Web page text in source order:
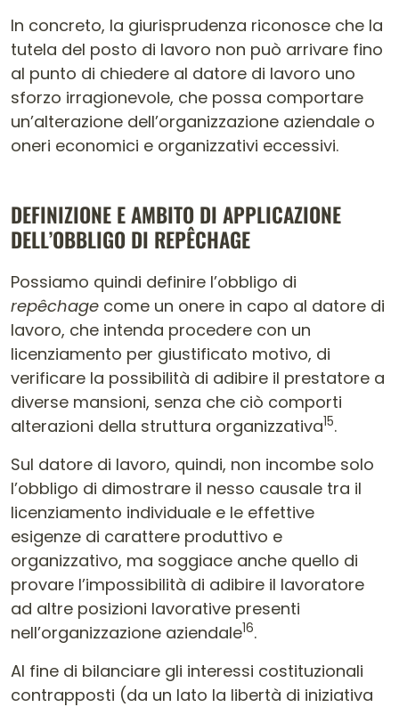
In concreto, la giurisprudenza riconosce che la
tutela del posto di lavoro non può arrivare fino
al punto di chiedere al datore di lavoro uno
sforzo irragionevole, che possa comportare
un’alterazione dell’organizzazione aziendale o
oneri economici e organizzativi eccessivi.
DEFINIZIONE E AMBITO DI APPLICAZIONE
DELL’OBBLIGO DI REPÊCHAGE
Possiamo quindi definire l’obbligo di
repêchage come un onere in capo al datore di
lavoro, che intenda procedere con un
licenziamento per giustificato motivo, di
verificare la possibilità di adibire il prestatore a
diverse mansioni, senza che ciò comporti
alterazioni della struttura organizzativa15.
Sul datore di lavoro, quindi, non incombe solo
l’obbligo di dimostrare il nesso causale tra il
licenziamento individuale e le effettive
esigenze di carattere produttivo e
organizzativo, ma soggiace anche quello di
provare l’impossibilità di adibire il lavoratore
ad altre posizioni lavorative presenti
nell’organizzazione aziendale16.
Al fine di bilanciare gli interessi costituzionali
contrapposti (da un lato la libertà di iniziativa